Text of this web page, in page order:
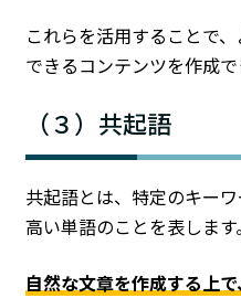
これらを活用することで
できるコンテンツを作成で
（３）共起語
共起語とは、特定のキー
高い単語のことを表します。
自然な文章を作成する上